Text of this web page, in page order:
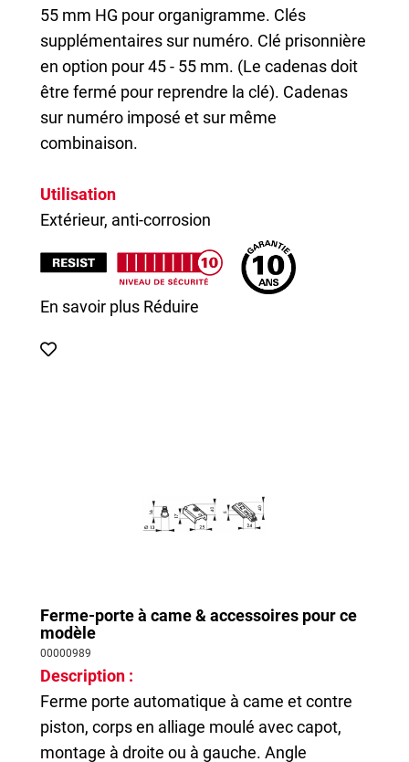
55 mm HG pour organigramme. Clés
supplémentaires sur numéro. Clé prisonnière
en option pour 45 - 55 mm. (Le cadenas doit
être fermé pour reprendre la clé). Cadenas
sur numéro imposé et sur même
combinaison.
Utilisation
Extérieur, anti-corrosion
En savoir plus Réduire
Ferme-porte à came & accessoires pour ce
modèle
00000989
Description :
Ferme porte automatique à came et contre
piston, corps en alliage moulé avec capot,
montage à droite ou à gauche. Angle